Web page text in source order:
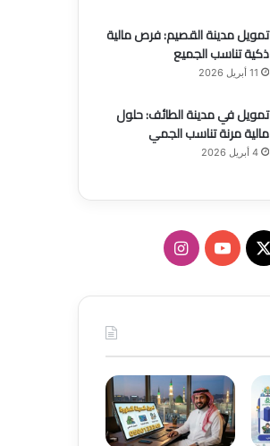
تمويل مدينة القصيم: فرص مالية
ذكية تناسب الجميع
11 أبريل 2026
تمويل في مدينة الطائف: حلول
مالية مرنة تناسب الجمي
4 أبريل 2026
u
T
u
ا
ت
ق
ر